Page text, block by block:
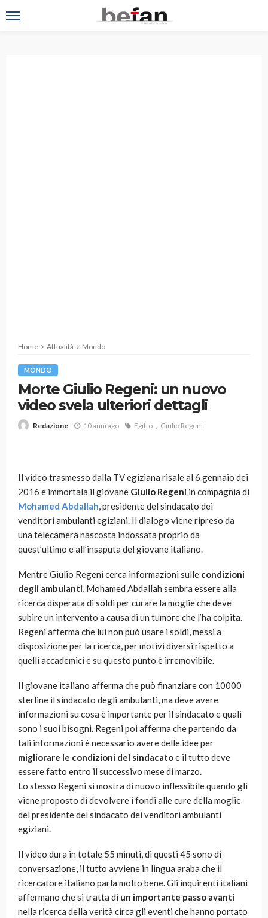
Home Attualità Mondo
MONDO
Morte Giulio Regeni: un nuovo
video svela ulteriori dettagli
Redazione 10 anni ago Egitto Giulio Regeni
Il video trasmesso dalla TV egiziana risale al 6 gennaio dei
2016 e immortala il giovane Giulio Regeni in compagnia di
Mohamed Abdallah, presidente del sindacato dei
venditori ambulanti egiziani. Il dialogo viene ripreso da
una telecamera nascosta indossata proprio da
quest’ultimo e all’insaputa del giovane italiano.
Mentre Giulio Regeni cerca informazioni sulle condizioni
degli ambulanti, Mohamed Abdallah sembra essere alla
ricerca disperata di soldi per curare la moglie che deve
subire un intervento a causa di un tumore che l’ha colpita.
Regeni afferma che lui non può usare i soldi, messi a
disposizione per la ricerca, per motivi diversi rispetto a
quelli accademici e su questo punto è irremovibile.
Il giovane italiano afferma che può finanziare con 10000
sterline il sindacato degli ambulanti, ma deve avere
informazioni su cosa è importante per il sindacato e quali
sono i suoi bisogni. Regeni poi afferma che partendo da
tali informazioni è necessario avere delle idee per
migliorare le condizioni del sindacatoe il tutto deve
essere fatto entro il successivo mese di marzo.
Lo stesso Regeni si mostra di nuovo inflessibile quando gli
viene proposto di devolvere i fondi alle cure della moglie
del presidente del sindacato dei venditori ambulanti
egiziani.
Il video dura in totale 55 minuti, di questi 45 sono di
conversazione, il tutto avviene in lingua araba che il
ricercatore italiano parla molto bene. Gli inquirenti italiani
affermano che si tratta di un importante passo avanti
nella ricerca della verità circa gli eventi che hanno portato